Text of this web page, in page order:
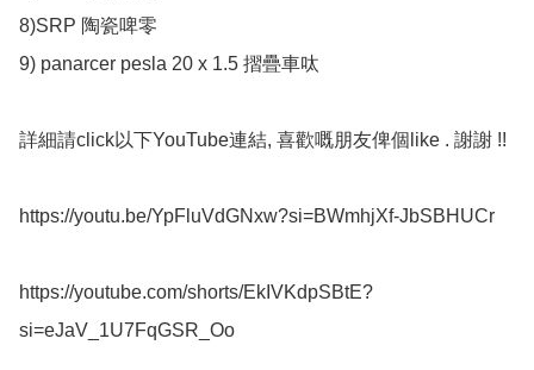
8)SRP 陶瓷啤零
9) panarcer pesla 20 x 1.5 摺疊車呔
詳細請click以下YouTube連結, 喜歡嘅朋友俾個like . 謝謝 !!
https://youtu.be/YpFluVdGNxw?si=BWmhjXf-JbSBHUCr
https://youtube.com/shorts/EkIVKdpSBtE?
si=eJaV_1U7FqGSR_Oo